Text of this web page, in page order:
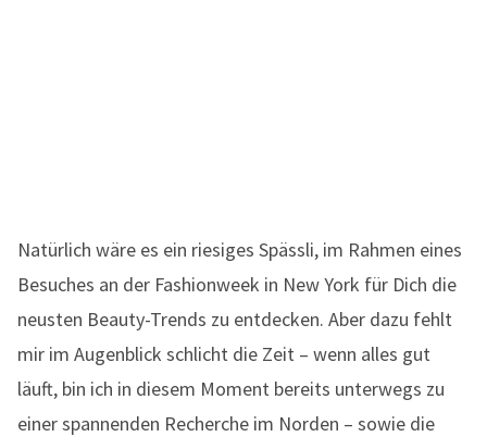
Natürlich wäre es ein riesiges Spässli, im Rahmen eines
Besuches an der Fashionweek in New York für Dich die
neusten Beauty-Trends zu entdecken. Aber dazu fehlt
mir im Augenblick schlicht die Zeit – wenn alles gut
läuft, bin ich in diesem Moment bereits unterwegs zu
einer spannenden Recherche im Norden – sowie die